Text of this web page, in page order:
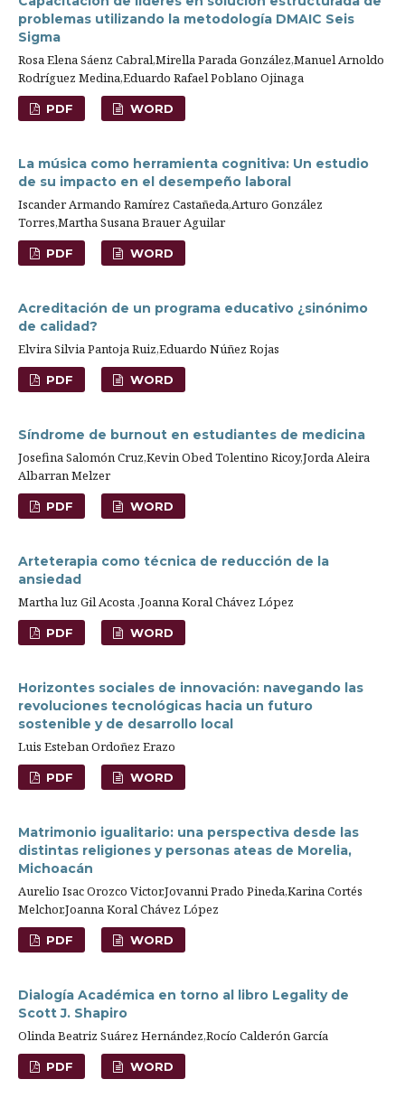
problemas utilizando la metodología DMAIC Seis
Sigma
Rosa Elena Sáenz Cabral,Mirella Parada González,Manuel Arnoldo
Rodríguez Medina,Eduardo Rafael Poblano Ojinaga
PDF WORD
La música como herramienta cognitiva: Un estudio
de su impacto en el desempeño laboral
Iscander Armando Ramírez Castañeda,Arturo González
Torres,Martha Susana Brauer Aguilar
PDF WORD
Acreditación de un programa educativo ¿sinónimo
de calidad?
Elvira Silvia Pantoja Ruiz,Eduardo Núñez Rojas
PDF WORD
Síndrome de burnout en estudiantes de medicina
Josefina Salomón Cruz,Kevin Obed Tolentino Ricoy,Jorda Aleira
Albarran Melzer
PDF WORD
Arteterapia como técnica de reducción de la
ansiedad
Martha luz Gil Acosta ,Joanna Koral Chávez López
PDF WORD
Horizontes sociales de innovación: navegando las
revoluciones tecnológicas hacia un futuro
sostenible y de desarrollo local
Luis Esteban Ordoñez Erazo
PDF WORD
Matrimonio igualitario: una perspectiva desde las
distintas religiones y personas ateas de Morelia,
Michoacán
Aurelio Isac Orozco Victor,Jovanni Prado Pineda,Karina Cortés
Melchor,Joanna Koral Chávez López
PDF WORD
Dialogía Académica en torno al libro Legality de
Scott J. Shapiro
Olinda Beatriz Suárez Hernández,Rocío Calderón García
PDF WORD